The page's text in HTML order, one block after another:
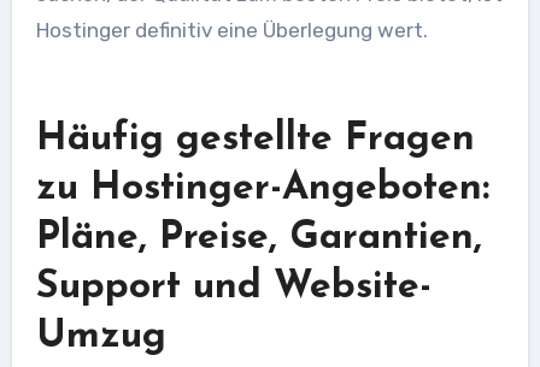
Hostinger definitiv eine Überlegung wert.
Häufig gestellte Fragen
zu Hostinger-Angeboten:
Pläne, Preise, Garantien,
Support und Website-
Umzug